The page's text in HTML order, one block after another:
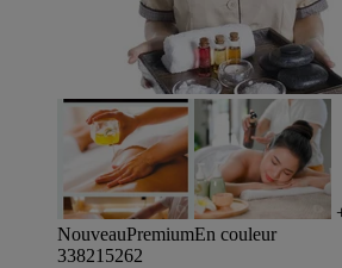
NouveauPremiumEn couleur
338215262